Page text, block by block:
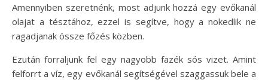
Amennyiben szeretnénk, most adjunk hozzá egy evőkanál
olajat a tésztához, ezzel is segítve, hogy a nokedlik ne
ragadjanak össze főzés közben.
Ezután forraljunk fel egy nagyobb fazék sós vizet. Amint
felforrt a víz, egy evőkanál segítségével szaggassuk bele a